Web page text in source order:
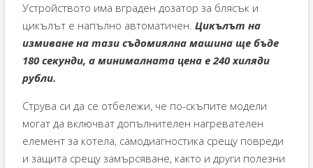
Устройството има вграден дозатор за блясък и
цикълът е напълно автоматичен. Цикълът на
измиване на тази съдомиялна машина ще бъде
180 секунди, а минималната цена е 240 хиляди
рубли.
Струва си да се отбележи, че по-скъпите модели
могат да включват допълнителен нагревателен
елемент за котела, самодиагностика срещу повреди
и защита срещу замърсяване, както и други полезни